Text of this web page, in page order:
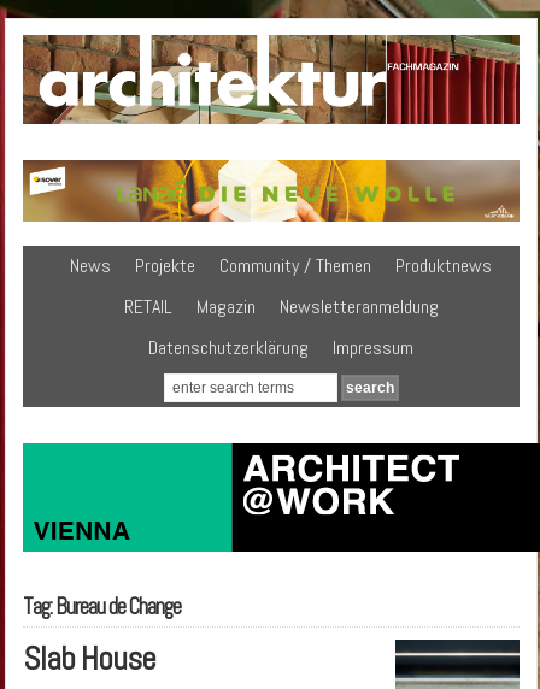
News Projekte Community / Themen
Produktnews
RETAIL
Magazin
Newsletteranmeldung
Datenschutzerklärung
Impressum
Tag: Bureau de Change
Slab House